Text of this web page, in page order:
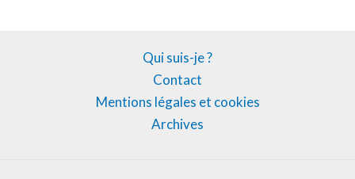
Qui suis-je ?
Contact
Mentions légales et cookies
Archives